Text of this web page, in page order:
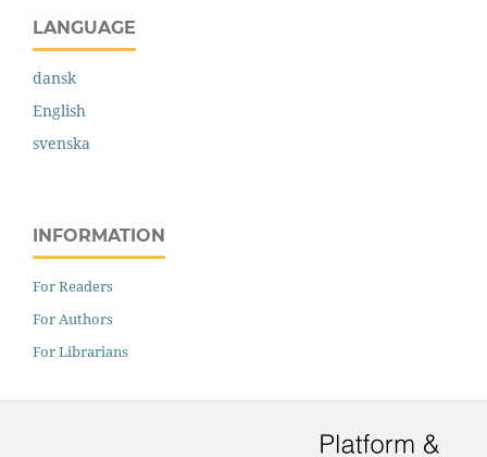
LANGUAGE
dansk
English
svenska
INFORMATION
For Readers
For Authors
For Librarians